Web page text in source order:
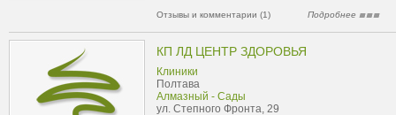
Отзывы и комментарии (1) Подробнее
КП ЛД ЦЕНТР ЗДОРОВЬЯ
Клиники
Полтава
Алмазный - Сады
ул. Степного Фронта, 29